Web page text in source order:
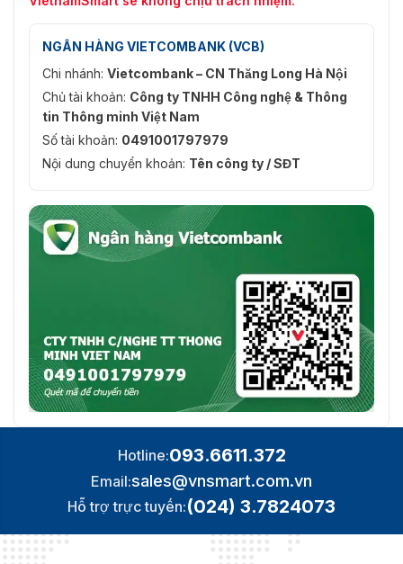
NGÂN HÀNG VIETCOMBANK (VCB)
Chi nhánh: Vietcombank – CN Thăng Long Hà Nội
Chủ tài khoản: Công ty TNHH Công nghệ & Thông
tin Thông minh Việt Nam
Số tài khoản: 0491001797979
Nội dung chuyển khoản: Tên công ty / SĐT
Hotline:093.6611.372
Email:sales@vnsmart.com.vn
Hỗ trợ trực tuyến:(024) 3.7824073